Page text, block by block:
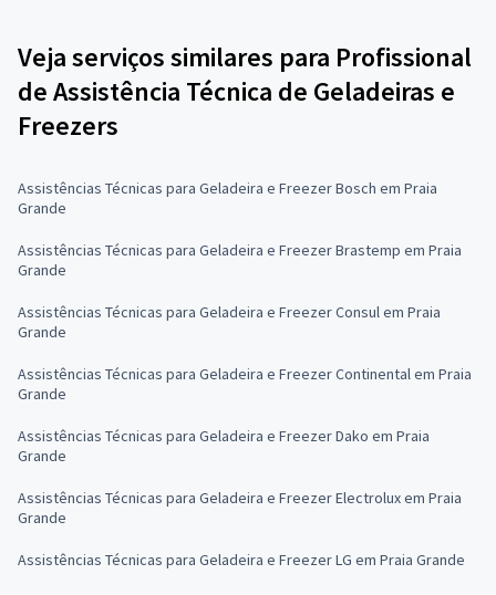
Veja serviços similares para Profissional
de Assistência Técnica de Geladeiras e
Freezers
Assistências Técnicas para Geladeira e Freezer Bosch em Praia
Grande
Assistências Técnicas para Geladeira e Freezer Brastemp em Praia
Grande
Assistências Técnicas para Geladeira e Freezer Consul em Praia
Grande
Assistências Técnicas para Geladeira e Freezer Continental em Praia
Grande
Assistências Técnicas para Geladeira e Freezer Dako em Praia
Grande
Assistências Técnicas para Geladeira e Freezer Electrolux em Praia
Grande
Assistências Técnicas para Geladeira e Freezer LG em Praia Grande